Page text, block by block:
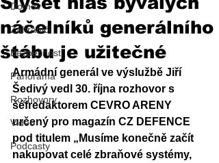
Domov
Zahraničí
Bezpečnost
Panorama
Rozhovory
Video
Podcasty
náčelníků generálního
štábu je užitečné
Armádní generál ve výslužbě Jiří
Šedivý vedl 30. října rozhovor s
šéfredaktorem CEVRO ARENY
určený pro magazín CZ DEFENCE
pod titulem „Musíme konečně začít
nakupovat celé zbraňové systémy,